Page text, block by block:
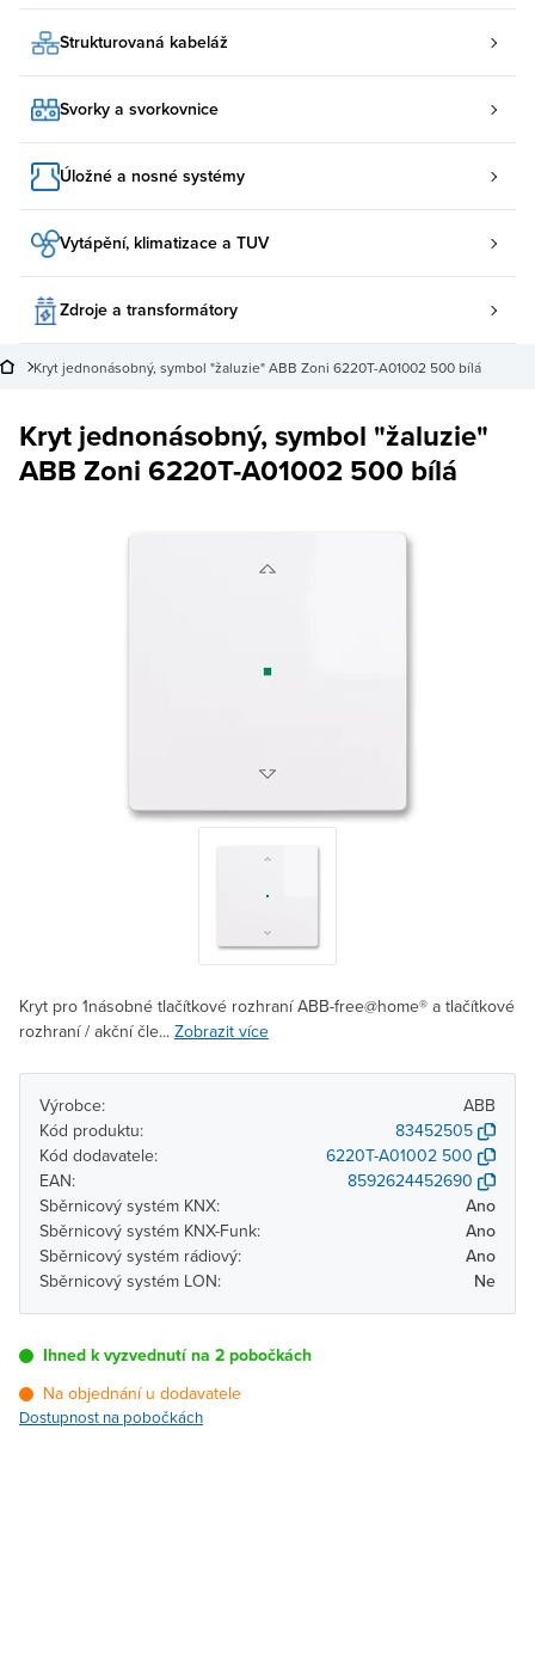
Strukturovaná kabeláž
Svorky a svorkovnice
Úložné a nosné systémy
Vytápění, klimatizace a TUV
Zdroje a transformátory
Kryt jednonásobný, symbol "žaluzie" ABB Zoni 6220T-A01002 500 bílá
Kryt jednonásobný, symbol "žaluzie"
ABB Zoni 6220T-A01002 500 bílá
Kryt pro 1násobné tlačítkové rozhraní ABB-free@home® a tlačítkové
rozhraní / akční čle... Zobrazit více
Výrobce:
ABB
Kód produktu:
83452505
Kód dodavatele:
6220T-A01002 500
EAN:
8592624452690
Sběrnicový systém KNX:
Ano
Sběrnicový systém KNX-Funk:
Ano
Sběrnicový systém rádiový:
Ano
Sběrnicový systém LON:
Ne
Ihned k vyzvednutí na 2 pobočkách
Na objednání u dodavatele
Dostupnost na pobočkách